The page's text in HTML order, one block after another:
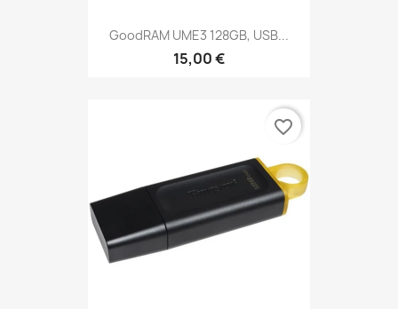
GoodRAM UME3 128GB, USB...
15,00 €
favorite_border